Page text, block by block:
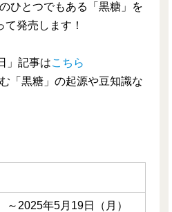
ひとつでもある「黒糖」を
発売します！
」記事はこちら
「黒糖」の起源や豆知識な
～2025年5月19日（月）